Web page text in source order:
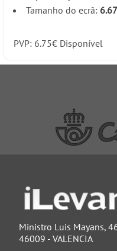
Tamanho do ecrã:
PVP: 6.75€ Disponível
Ministro Luis Mayans,
46009 - VALENCIA